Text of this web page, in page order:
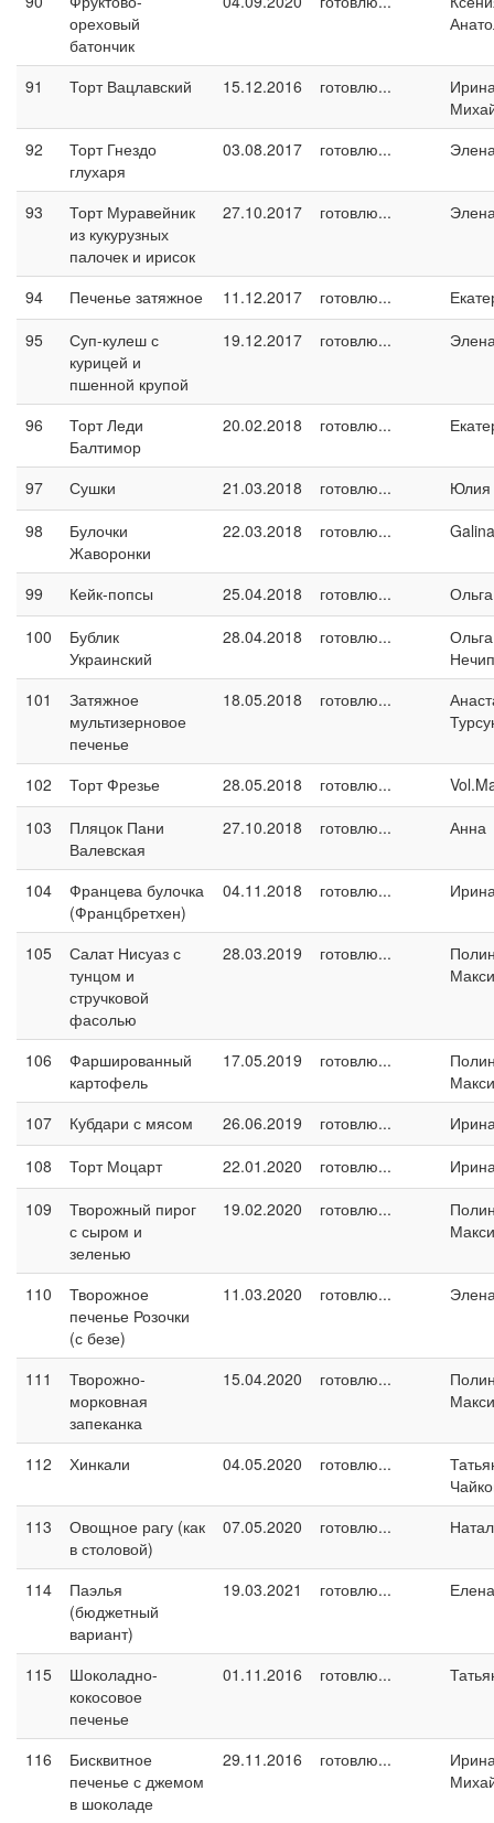
ореховый
батончик
91 Торт Вацлавский 15.12.2016 готовлю...
92
Торт Гнездо
глухаря
03.08.2017 готовлю...
93
Торт Муравейник
из кукурузных
палочек и ирисок
27.10.2017 готовлю...
94 Печенье затяжное 11.12.2017 готовлю...
95
Суп-кулеш с
курицей и
пшенной крупой
19.12.2017 готовлю...
96
Торт Леди
Балтимор
20.02.2018 готовлю...
97 Сушки 21.03.2018 готовлю...
Юлия
98
Булочки
Жаворонки
22.03.2018 готовлю...
99 Кейк-попсы 25.04.2018 готовлю...
100
Бублик
Украинский
28.04.2018 готовлю...
Ольга
101
Затяжное
мультизерновое
печенье
18.05.2018 готовлю...
102 Торт Фрезье 28.05.2018 готовлю...
103
Пляцок Пани
Валевская
27.10.2018 готовлю... Анна
104
Францева булочка
(Францбретхен)
04.11.2018 готовлю...
105
Салат Нисуаз с
тунцом и
стручковой
фасолью
28.03.2019 готовлю...
106
Фаршированный
картофель
17.05.2019 готовлю...
107
Кубдари с мясом 26.06.2019 готовлю...
108
Торт Моцарт 22.01.2020 готовлю...
109
Творожный пирог
с сыром и
зеленью
19.02.2020 готовлю...
110
Творожное
печенье Розочки
(с безе)
11.03.2020 готовлю...
111
Творожно-
морковная
запеканка
15.04.2020 готовлю...
112 Хинкали 04.05.2020 готовлю...
113
Овощное рагу (как
в столовой)
07.05.2020 готовлю...
114
Паэлья
(бюджетный
вариант)
19.03.2021 готовлю... Елена
115
Шоколадно-
кокосовое
печенье
01.11.2016 готовлю...
116
Бисквитное
печенье с джемом
в шоколаде
29.11.2016 готовлю...